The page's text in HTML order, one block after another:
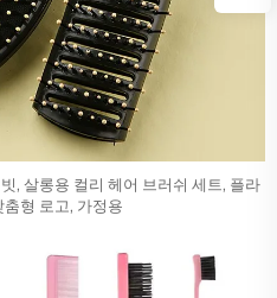
, 살롱용 컬리 헤어 브러쉬 세트, 플라
형 로고, 가정용